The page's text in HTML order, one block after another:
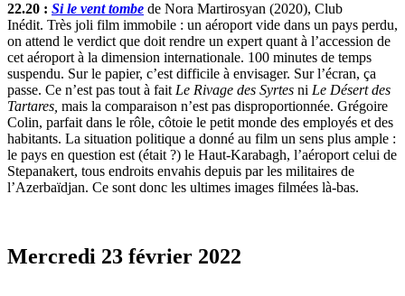
22.20 : Si le vent tombe de Nora Martirosyan (2020), Club
Inédit. Très joli film immobile : un aéroport vide dans un pays perdu,
on attend le verdict que doit rendre un expert quant à l’accession de
cet aéroport à la dimension internationale. 100 minutes de temps
suspendu. Sur le papier, c’est difficile à envisager. Sur l’écran, ça
passe. Ce n’est pas tout à fait Le Rivage des Syrtes ni Le Désert des
Tartares, mais la comparaison n’est pas disproportionnée. Grégoire
Colin, parfait dans le rôle, côtoie le petit monde des employés et des
habitants. La situation politique a donné au film un sens plus ample :
le pays en question est (était ?) le Haut-Karabagh, l’aéroport celui de
Stepanakert, tous endroits envahis depuis par les militaires de
l’Azerbaïdjan. Ce sont donc les ultimes images filmées là-bas.
Mercredi 23 février 2022